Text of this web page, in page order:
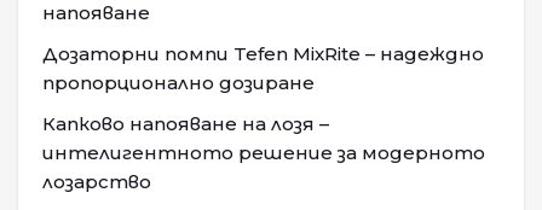
напояване
Дозаторни помпи Tefen MixRite – надеждно
пропорционално дозиране
Капково напояване на лозя –
интелигентното решение за модерното
лозарство